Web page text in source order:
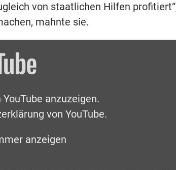
von staatlichen Hilfen
mahnte sie.
anzuzeigen.
von YouTube.
anzeigen